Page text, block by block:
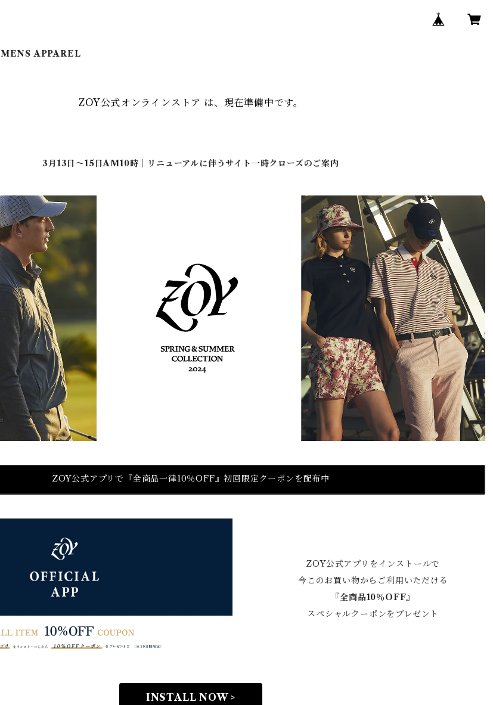
MENS APPAREL
ZOY公式オンラインストア は、現在準備中です。
3月13日～15日AM10時｜リニューアルに伴うサイト一時クローズのご案内
ZOY公式アプリで『全商品一律10％OFF』初回限定クーポンを配布中
ZOY公式アプリをインストールで
今このお買い物からご利用いただける
『全商品10％OFF』
スペシャルクーポンをプレゼント
INSTALL NOW >